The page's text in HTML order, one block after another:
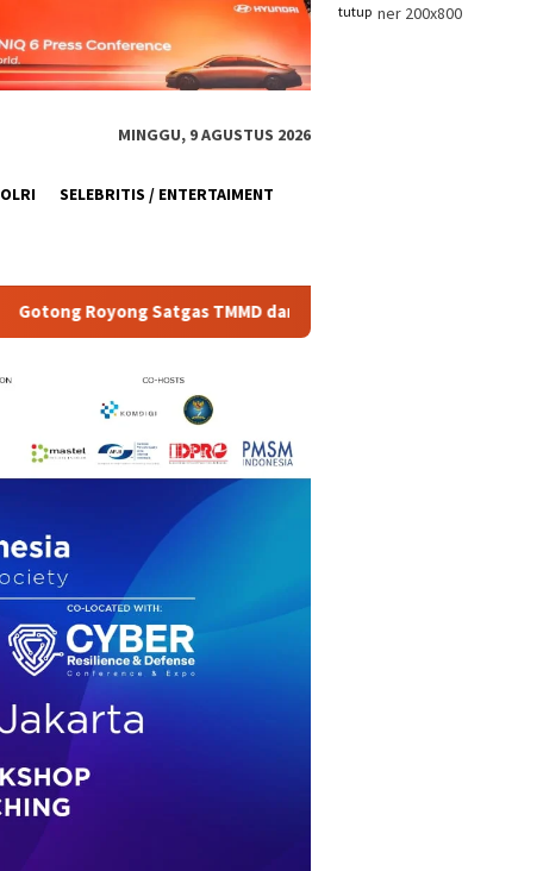
tutup
MINGGU, 9 AGUSTUS 2026
SELEBRITIS / ENTERTAIMENT
dan Masyarakat Cor Tangga di Lokasi Manunggal Air Bersih